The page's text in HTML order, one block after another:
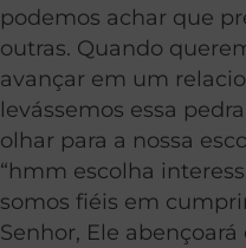
podemos achar que
outras. Quando
avançar em um
levássemos essa
olhar para a nossa
“hmm escolha
somos fiéis em
Senhor, Ele